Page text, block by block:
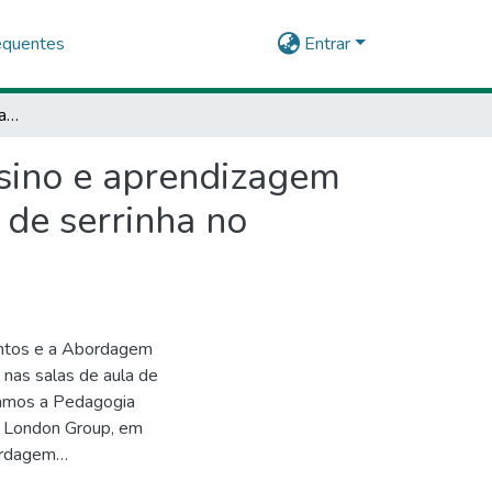
Entrar
Multiletramentos e abordagem comunicativa no ensino e aprendizagem de língua inglesa em escolas públicas do município de serrinha no estado da Bahia
e aprendizagem
serrinha no
e a Abordagem
salas de aula de
a Pedagogia
Group, em